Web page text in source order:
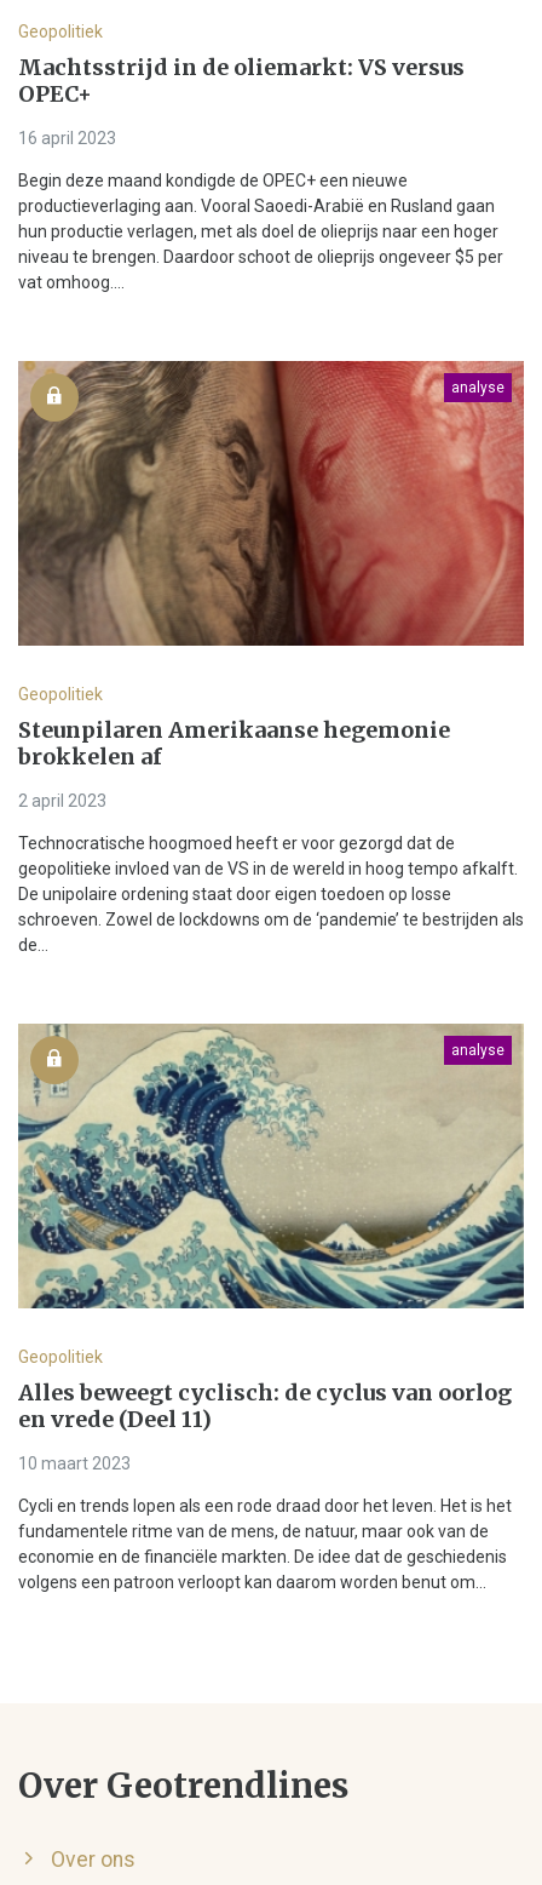
Geopolitiek
Machtsstrijd in de oliemarkt: VS versus
OPEC+
16 april 2023
Begin deze maand kondigde de OPEC+ een nieuwe
productieverlaging aan. Vooral Saoedi-Arabië en Rusland gaan
hun productie verlagen, met als doel de olieprijs naar een hoger
niveau te brengen. Daardoor schoot de olieprijs ongeveer $5 per
vat omhoog....
analyse
Geopolitiek
Steunpilaren Amerikaanse hegemonie
brokkelen af
2 april 2023
Technocratische hoogmoed heeft er voor gezorgd dat de
geopolitieke invloed van de VS in de wereld in hoog tempo afkalft.
De unipolaire ordening staat door eigen toedoen op losse
schroeven. Zowel de lockdowns om de ‘pandemie’ te bestrijden als
de...
analyse
Geopolitiek
Alles beweegt cyclisch: de cyclus van oorlog
en vrede (Deel 11)
10 maart 2023
Cycli en trends lopen als een rode draad door het leven. Het is het
fundamentele ritme van de mens, de natuur, maar ook van de
economie en de financiële markten. De idee dat de geschiedenis
volgens een patroon verloopt kan daarom worden benut om...
Over Geotrendlines
Over ons